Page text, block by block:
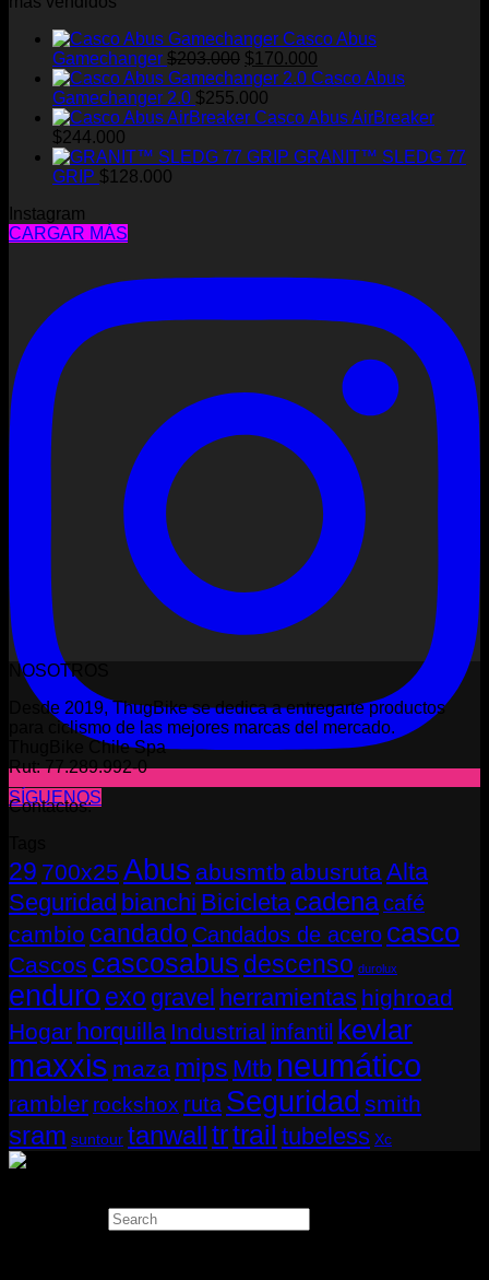
la
producto
Casco Abus
Gamechanger $203.000 El
precio
original
era:
$170.000
precio
es:
Casco Abus
Gamechanger 2.0 $255.000
Casco Abus AirBreaker
$244.000
GRANIT™ SLEDG 77
GRIP $128.000
Instagram
CARGAR MÁS
SÍGUENOS
NOSOTROS
Desde 2019, ThugBike se dedica a entregarte productos
para ciclismo de las mejores marcas del mercado.
ThugBike Chile Spa
Rut: 77.289.992-0
Contactos:
29 700x25 Abus abusmtb abusrutaAlta
Seguridad bianchi Bicicleta cadenacafé
cambio candado Candados de acero casco
Cascos cascosabus descenso durolux
enduro exo gravel herramientas highroad
Hogar horquilla Industrial infantil kevlar
maxxis maza mips Mtb neumático
rambler rockshox ruta Seguridad smith
sram suntour tanwalltrtrail tubeless Xc